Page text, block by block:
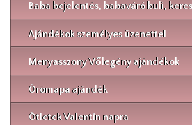
Baba bejelentés, babaváró buli,
Ajándékok személyes üzenettel
Menyasszony Vőlegény ajándékok
Örömapa ajándék
Ötletek Valentin napra